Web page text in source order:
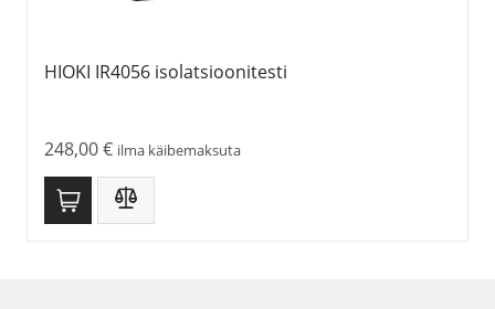
HIOKI IR4056 isolatsioonitesti
248,00€ ilma käibemaksuta